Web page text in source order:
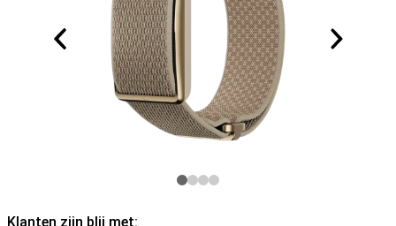
Klanten zijn blij met: